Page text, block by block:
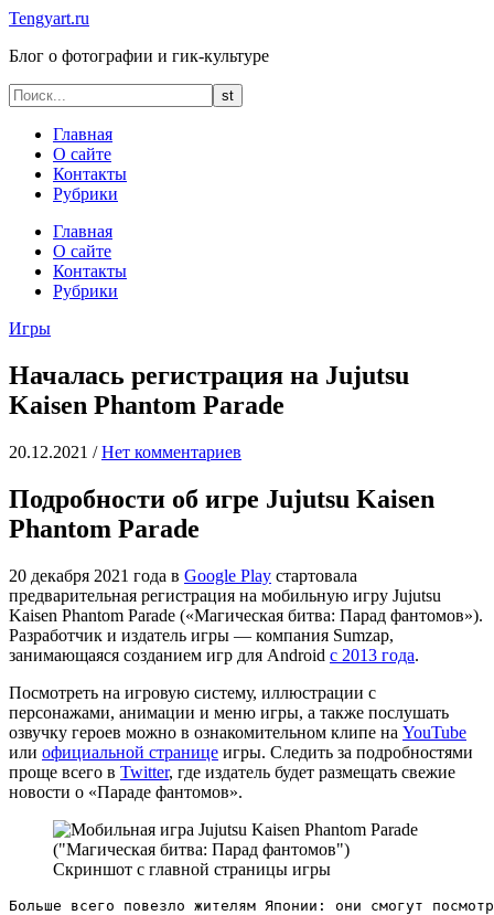
Tengyart.ru
Блог о фотографии и гик-культуре
Главная
О сайте
Контакты
Рубрики
Главная
О сайте
Контакты
Рубрики
Игры
Началась регистрация на Jujutsu
Kaisen Phantom Parade
20.12.2021 / Нет комментариев
Подробности об игре Jujutsu Kaisen
Phantom Parade
20 декабря 2021 года в Google Play стартовала
предварительная регистрация на мобильную игру Jujutsu
Kaisen Phantom Parade («Магическая битва: Парад фантомов»).
Разработчик и издатель игры — компания Sumzap,
занимающаяся созданием игр для Android с 2013 года.
Посмотреть на игровую систему, иллюстрации с
персонажами, анимации и меню игры, а также послушать
озвучку героев можно в ознакомительном клипе на YouTube
или официальной странице игры. Следить за подробностями
проще всего в Twitter, где издатель будет размещать свежие
новости о «Параде фантомов».
Скриншот с главной страницы игры
Больше всего повезло жителям Японии: они смогут